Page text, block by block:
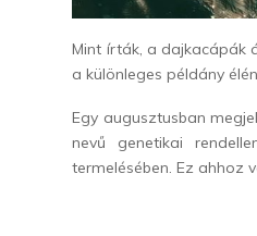
Mint írták, a dajkacápák
a különleges példány
Egy augusztusban
nevű genetikai
termelésében. Ez ahhoz